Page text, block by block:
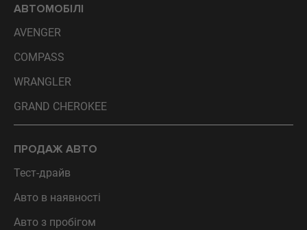
АВТОМОБІЛІ
AVENGER
COMPASS
WRANGLER
GRAND CHEROKEE
ПРОДАЖ АВТО
Тест-драйв
Авто в наявності
Авто з пробігом